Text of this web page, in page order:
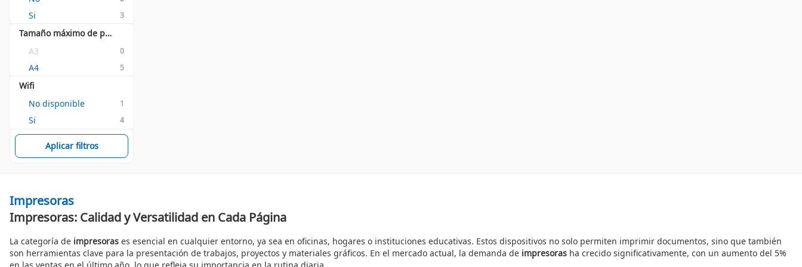
Si 3
Tamaño máximo de papel ISO A-series
A3
0
A4 5
Wifi
No disponible
1
Si 4
Aplicar filtros
Impresoras
Impresoras: Calidad y Versatilidad en Cada Página
La categoría de impresoras es esencial en cualquier entorno, ya sea en oficinas, hogares o instituciones educativas. Estos dispositivos no solo permiten imprimir documentos, sino que también
son herramientas clave para la presentación de trabajos, proyectos y materiales gráficos. En el mercado actual, la demanda de impresoras ha crecido significativamente, con un aumento del 5%